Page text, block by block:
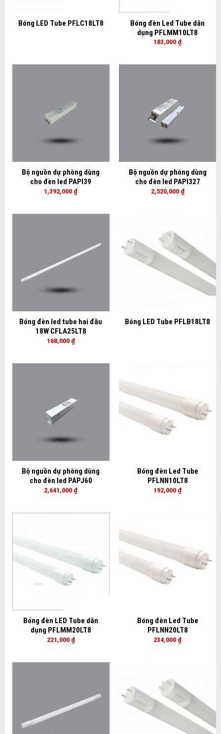
Bóng LED Tube PFLC18LT8
Bóng đèn Led Tube dân
dụng PFLMM10LT8
183,000 ₫
Bộ nguồn dự phòng dùng
cho đèn led PAPI39
1,392,000 ₫
Bộ nguồn dự phòng dùng
cho đèn led PAPI327
2,520,000 ₫
Bóng đèn led tube hai đầu
18W CFLA25LT8
168,000 ₫
Bóng LED Tube PFLB18LT8
Bộ nguồn dự phòng dùng
cho đèn led PAPJ60
2,641,000 ₫
Bóng đèn Led Tube
PFLNN10LT8
192,000 ₫
Bóng đèn LED Tube dân
dụng PFLMM20LT8
221,000 ₫
Bóng đèn Led Tube
PFLNN20LT8
234,000 ₫